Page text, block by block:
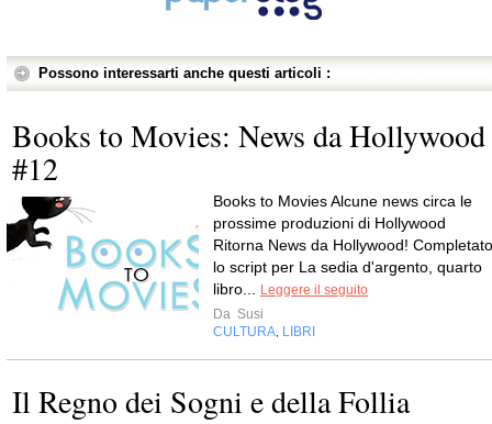
Possono interessarti anche questi articoli :
Books to Movies: News da Hollywood
#12
Books to Movies Alcune news circa le
prossime produzioni di Hollywood
Ritorna News da Hollywood! Completato
lo script per La sedia d'argento, quarto
libro...
Leggere il seguito
Da Susi
CULTURA LIBRI
Il Regno dei Sogni e della Follia